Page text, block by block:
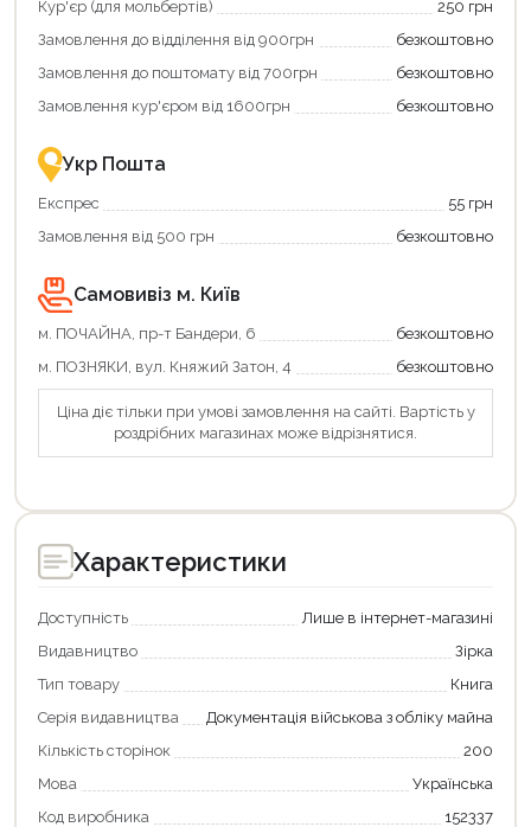
Кур'єр (для мольбертів)
250 грн
Замовлення до відділення від 900грн
безкоштовно
Замовлення до поштомату від 700грн
безкоштовно
Замовлення кур'єром від 1600грн
безкоштовно
Укр Пошта
Експрес
55 грн
Замовлення від 500 грн
безкоштовно
Самовивіз м. Київ
м. ПОЧАЙНА, пр-т Бандери, 6
безкоштовно
м. ПОЗНЯКИ, вул. Княжий Затон, 4
безкоштовно
Ціна діє тільки при умові замовлення на сайті. Вартість у
роздрібних магазинах може відрізнятися.
Характеристики
Доступність
Лише в інтернет-магазині
Видавництво
Зірка
Тип товару
Книга
Серія видавництва
Документація військова з обліку майна
Кількість сторінок
200
Мова
Українська
Код виробника
152337